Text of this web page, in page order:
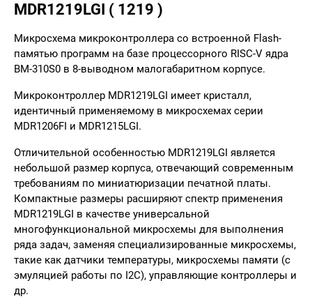
MDR1219LGI ( 1219 )
Микросхема микроконтроллера со встроенной Flash-
памятью программ на базе процессорного RISC-V ядра
BM-310S0 в 8-выводном малогабаритном корпусе.
Микроконтроллер MDR1219LGI имеет кристалл,
идентичный применяемому в микросхемах серии
MDR1206FI и MDR1215LGI.
Отличительной особенностью MDR1219LGI является
небольшой размер корпуса, отвечающий современным
требованиям по миниатюризации печатной платы.
Компактные размеры расширяют спектр применения
MDR1219LGI в качестве универсальной
многофункциональной микросхемы для выполнения
ряда задач, заменяя специализированные микросхемы,
такие как датчики температуры, микросхемы памяти (с
эмуляцией работы по I2C), управляющие контроллеры и
др.